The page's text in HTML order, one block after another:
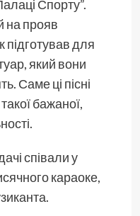
Спорту”.
на прояв
підготував для
який вони
Саме ці пісні
бажаної,
співали у
караоке,